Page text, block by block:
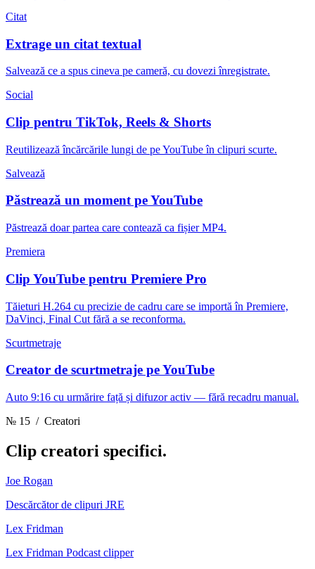
Citat
Extrage un citat textual
Salvează ce a spus cineva pe cameră, cu dovezi înregistrate.
Social
Clip pentru TikTok, Reels & Shorts
Reutilizează încărcările lungi de pe YouTube în clipuri scurte.
Salvează
Păstrează un moment pe YouTube
Păstrează doar partea care contează ca fișier MP4.
Premiera
Clip YouTube pentru Premiere Pro
Tăieturi H.264 cu precizie de cadru care se importă în Premiere,
DaVinci, Final Cut fără a se reconforma.
Scurtmetraje
Creator de scurtmetraje pe YouTube
Auto 9:16 cu urmărire față și difuzor activ — fără recadru manual.
№ 15 / Creatori
Clip creatori specifici.
Joe Rogan
Descărcător de clipuri JRE
Lex Fridman
Lex Fridman Podcast clipper